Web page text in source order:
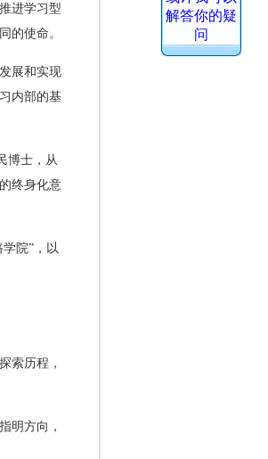
进学习型
的使命。
展和实现
内部的基
博士，从
终身化意
院”，以
索历程，
明方向，